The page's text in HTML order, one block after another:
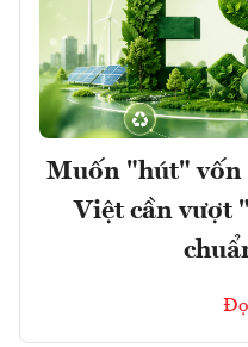
Muốn "hút" vốn
Việt cần vượt